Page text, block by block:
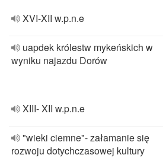
XVI-XII w.p.n.e
uapdek królestw mykeńskich w
wyniku najazdu Dorów
XIII- XII w.p.n.e
"wieki ciemne"- załamanie się
rozwoju dotychczasowej kultury